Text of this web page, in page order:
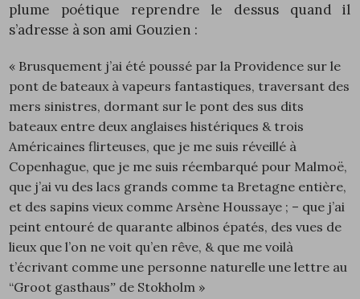
plume poétique reprendre le dessus quand il
s’adresse à son ami Gouzien :
« Brusquement j’ai été poussé par la Providence sur le
pont de bateaux à vapeurs fantastiques, traversant des
mers sinistres, dormant sur le pont des sus dits
bateaux entre deux anglaises histériques & trois
Américaines flirteuses, que je me suis réveillé à
Copenhague, que je me suis réembarqué pour Malmoë,
que j’ai vu des lacs grands comme ta Bretagne entière,
et des sapins vieux comme Arsène Houssaye ; – que j’ai
peint entouré de quarante albinos épatés, des vues de
lieux que l’on ne voit qu’en rêve, & que me voilà
t’écrivant comme une personne naturelle une lettre au
“Groot gasthausˮ de Stokholm »